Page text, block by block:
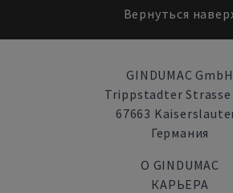
Вернуться
GINDUMAC GmbH
Trippstadter Strasse
67663
Германия
О GINDUMAC
КАРЬЕРА